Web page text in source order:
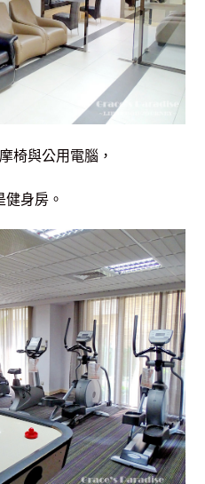
椅與公用電腦，
健身房。